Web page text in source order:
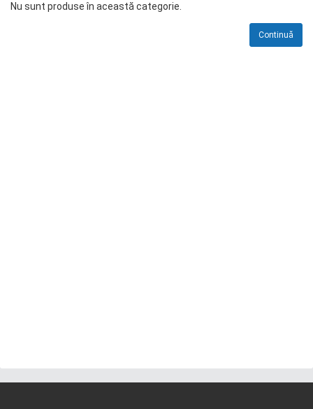
Nu sunt produse în această categorie.
Continuă